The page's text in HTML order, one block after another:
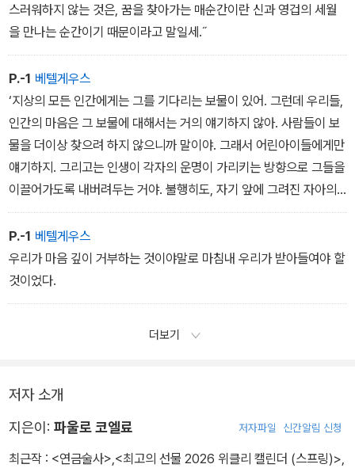
스러워하지 않는 것은, 꿈을 찾아가는 매순간이란 신과 영겁의 세월
을 만나는 순간이기 때문이라고 말일세.˝
P.-1 베텔게우스
‘지상의 모든 인간에게는 그를 기다리는 보물이 있어. 그런데 우리들,
인간의 마음은 그 보물에 대해서는 거의 얘기하지 않아. 사람들이 보
물을 더이상 찾으려 하지 않으니까 말이야. 그래서 어린아이들에게만
얘기하지. 그리고는 인생이 각자의 운명이 가리키는 방향으로 그들을
이끌어가도록 내버려두는 거야. 불행히도, 자기 앞에 그려진 자아의
신화와 행복의 길을 따라가는 사람은 거의 없어. 사람들 대부분은 이
세상을 험난한 그 무엇이라고 생각하지. 그리고 바로 그 때문에 세상
은 험난한 것으로 변하는 거야. 그래서 우리들 마음은 사람들에게 점
점 더 낮은 소리로 말하지. 아예 침묵하지는 않지만 우리는 우리의 얘
기가 사람들에게 들리지 않기를 원해. 그건 우리가 가르쳐준 길을 따
P.-1 베텔게우스
우리가 마음 깊이 거부하는 것이야말로 마침내 우리가 받아들여야 할
것이었다.
더보기
저자 소개
지은이: 파울로 코엘료 저자파일 신간알림 신청
최근작 : <연금술사> <최고의 선물 2026 위클리 캘린더 (스프링)>